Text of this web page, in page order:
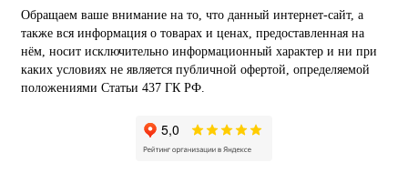
Обращаем ваше внимание на то, что данный интернет-сайт, а
также вся информация о товарах и ценах, предоставленная на
нём, носит исключительно информационный характер и ни при
каких условиях не является публичной офертой, определяемой
положениями Статьи 437 ГК РФ.